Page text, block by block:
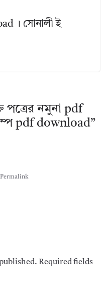
। সোনালী ই
পত্রের নমুনা pdf
pdf download”
Permalink
Required fields